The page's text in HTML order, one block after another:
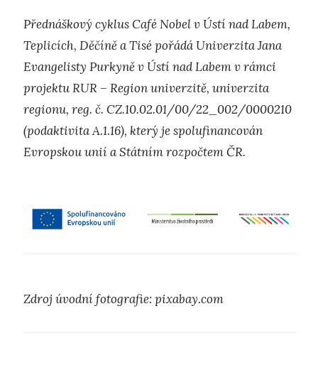
Přednáškový cyklus Café Nobel v Ústí nad Labem,
Teplicích, Děčíně a Tisé pořádá Univerzita Jana
Evangelisty Purkyně v Ústí nad Labem v rámci
projektu RUR – Region univerzitě, univerzita
regionu, reg. č. CZ.10.02.01/00/22_002/0000210
(podaktivita A.1.16), který je spolufinancován
Evropskou unií a Státním rozpočtem ČR.
Zdroj úvodní fotografie: pixabay.com